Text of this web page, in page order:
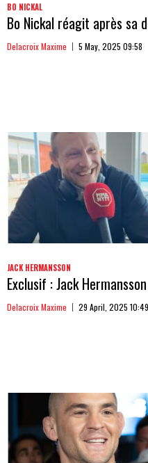
BO NICKAL
Bo Nickal réagit après sa
Delacroix Maxime 5 May, 2025 09:58
JACK HERMANSSON
Exclusif : Jack
Delacroix Maxime 29 April, 2025 10:49